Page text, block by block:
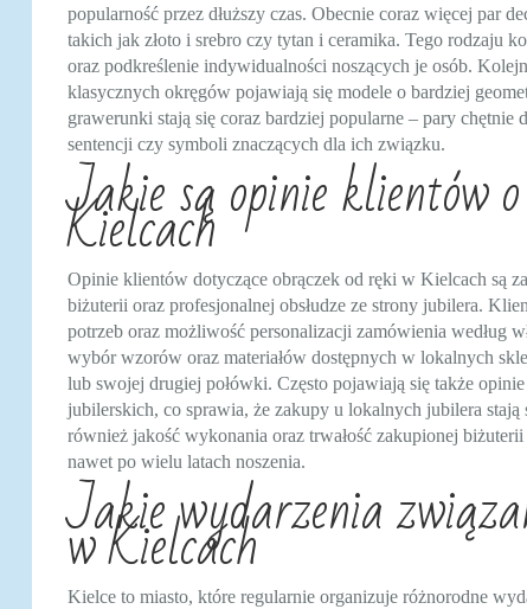
popularność przez dłuższy czas. Obecnie coraz więcej par
takich jak złoto i srebro czy tytan i ceramika. Tego rodzaju
oraz podkreślenie indywidualności noszących je osób.
klasycznych okręgów pojawiają się modele o bardziej
grawerunki stają się coraz bardziej popularne – pary chętnie
sentencji czy symboli znaczących dla ich związku.
Jakie są opinie klientów
Kielcach
Opinie klientów dotyczące obrączek od ręki w Kielcach są
biżuterii oraz profesjonalnej obsłudze ze strony jubilera.
potrzeb oraz możliwość personalizacji zamówienia według
wybór wzorów oraz materiałów dostępnych w lokalnych
lub swojej drugiej połówki. Często pojawiają się także
jubilerskich, co sprawia, że zakupy u lokalnych jubilera
również jakość wykonania oraz trwałość zakupionej
nawet po wielu latach noszenia.
Jakie wydarzenia
w Kielcach
Kielce to miasto, które regularnie organizuje różnorodne